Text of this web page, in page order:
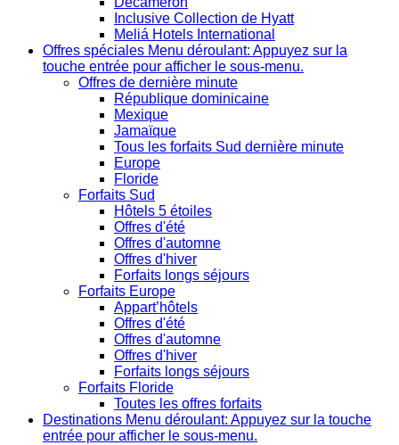
Inclusive Collection de Hyatt
Meliá Hotels International
Offres spéciales Menu déroulant: Appuyez sur la
touche entrée pour afficher le sous-menu.
Offres de dernière minute
République dominicaine
Mexique
Jamaïque
Tous les forfaits Sud dernière minute
Europe
Floride
Forfaits Sud
Hôtels 5 étoiles
Offres d'été
Offres d'automne
Offres d'hiver
Forfaits longs séjours
Forfaits Europe
Appart’hôtels
Offres d'été
Offres d'automne
Offres d'hiver
Forfaits longs séjours
Forfaits Floride
Toutes les offres forfaits
Destinations Menu déroulant: Appuyez sur la touche
entrée pour afficher le sous-menu.